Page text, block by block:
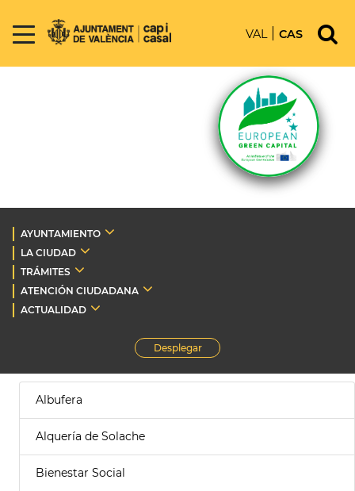
VAL CAS
AYUNTAMIENTO
LA CIUDAD
TRÁMITES
ATENCIÓN CIUDADANA
ACTUALIDAD
Desplegar
Albufera
Alquería de Solache
Bienestar Social